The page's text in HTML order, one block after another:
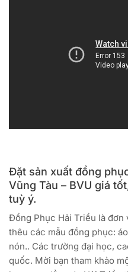
Đặt sản xuất đồng
Vũng Tàu – BVU giá
tuỳ ý.
Đồng Phục Hải Triều là đơn
thêu các mẫu đồng phục:
nón.. Các trường đại học,
quốc. Mời bạn tham khảo